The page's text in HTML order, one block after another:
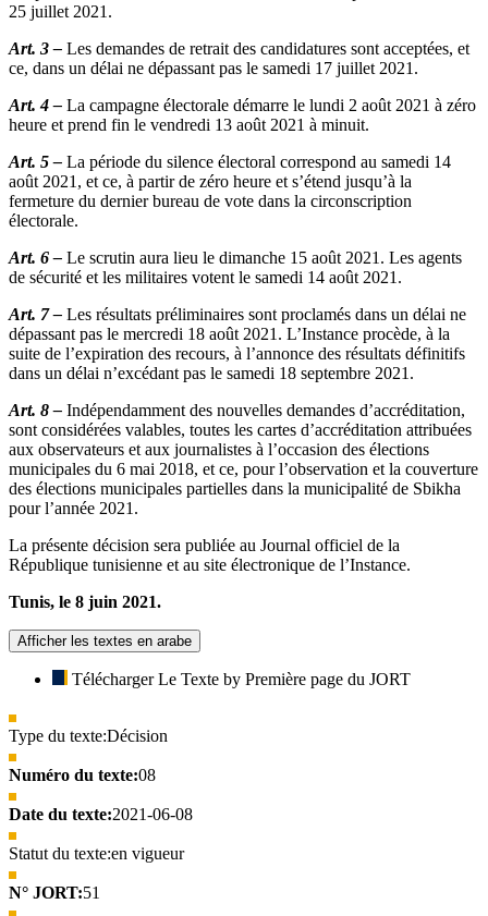
25 juillet 2021.
Art. 3 – Les demandes de retrait des candidatures sont acceptées, et
ce, dans un délai ne dépassant pas le samedi 17 juillet 2021.
Art. 4 – La campagne électorale démarre le lundi 2 août 2021 à zéro
heure et prend fin le vendredi 13 août 2021 à minuit.
Art. 5 – La période du silence électoral correspond au samedi 14
août 2021, et ce, à partir de zéro heure et s’étend jusqu’à la
fermeture du dernier bureau de vote dans la circonscription
électorale.
Art. 6 – Le scrutin aura lieu le dimanche 15 août 2021. Les agents
de sécurité et les militaires votent le samedi 14 août 2021.
Art. 7 – Les résultats préliminaires sont proclamés dans un délai ne
dépassant pas le mercredi 18 août 2021. L’Instance procède, à la
suite de l’expiration des recours, à l’annonce des résultats définitifs
dans un délai n’excédant pas le samedi 18 septembre 2021.
Art. 8 – Indépendamment des nouvelles demandes d’accréditation,
sont considérées valables, toutes les cartes d’accréditation attribuées
aux observateurs et aux journalistes à l’occasion des élections
municipales du 6 mai 2018, et ce, pour l’observation et la couverture
des élections municipales partielles dans la municipalité de Sbikha
pour l’année 2021.
La présente décision sera publiée au Journal officiel de la
République tunisienne et au site électronique de l’Instance.
Tunis, le 8 juin 2021.
Afficher les textes en arabe
Télécharger Le Texte by Première page du JORT
Type du texte:Décision
Numéro du texte:08
Date du texte:2021-06-08
Statut du texte:en vigueur
N° JORT:51